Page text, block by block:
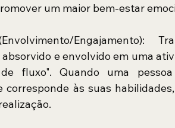
um maior bem-estar
Engajamento):
e envolvido em uma
fluxo". Quando uma
corresponde às suas